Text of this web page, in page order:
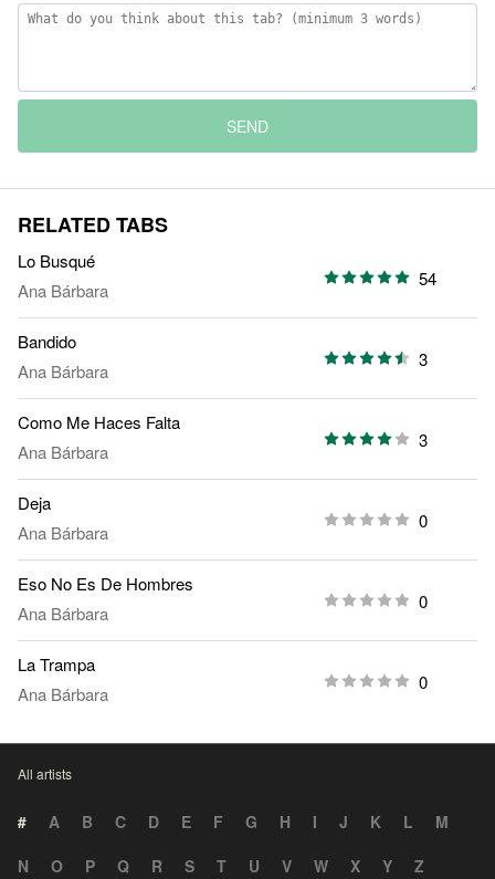
SEND
RELATED TABS
Lo Busqué
Ana Bárbara
54
Bandido
Ana Bárbara
3
Como Me Haces Falta
Ana Bárbara
3
Deja
Ana Bárbara
0
Eso No Es De Hombres
Ana Bárbara
0
La Trampa
Ana Bárbara
0
All artists
# A B C D E F G H I J K L
M
N
O P Q R S T U V W X Y Z